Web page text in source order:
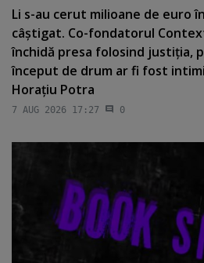
Li s-au cerut milioane de euro
câştigat. Co-fondatorul
închidă presa folosind justiţia,
început de drum ar fi fost
Horaţiu Potra
7 AUG 2026 17:27 0